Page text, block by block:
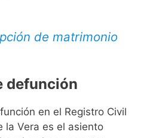
de matrimonio
defunción
en el Registro Civil
la Vera es el asiento